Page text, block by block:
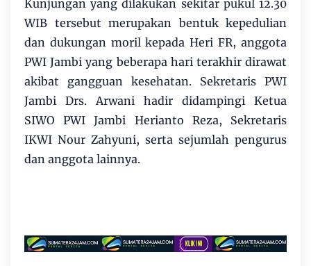
Kunjungan yang dilakukan sekitar pukul 12.30
WIB tersebut merupakan bentuk kepedulian
dan dukungan moril kepada Heri FR, anggota
PWI Jambi yang beberapa hari terakhir dirawat
akibat gangguan kesehatan. Sekretaris PWI
Jambi Drs. Arwani hadir didampingi Ketua
SIWO PWI Jambi Herianto Reza, Sekretaris
IKWI Nour Zahyuni, serta sejumlah pengurus
dan anggota lainnya.